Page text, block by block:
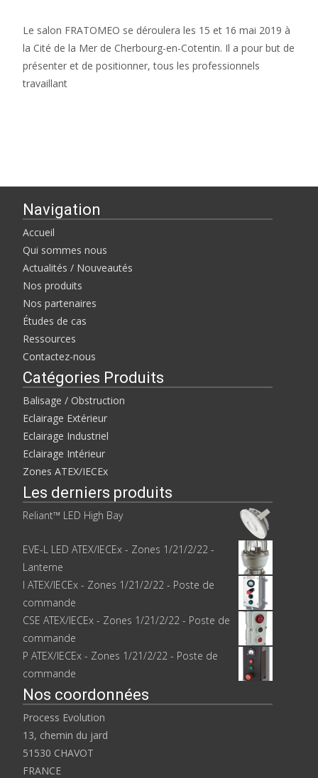
Le salon FRATOMEO se déroulera les 15 et 16 mai 2019 à
la Cité de la Mer de Cherbourg-en-Cotentin. Il a pour but de
présenter et de positionner, tous les professionnels
travaillant
Navigation
Accueil
Qui sommes nous
Actualités / Nouveautés
Nos produits
Nos partenaires
Études de cas
Ressources
Contactez-nous
Catégories Produits
Balisage / Obstruction
Eclairage Extérieur
Eclairage Industriel
Eclairage Intérieur
Zones ATEX/IECEx
Les derniers produits
Reliant™ LED High Bay
EVE-L LED ATEX/IECEx - Zones 1/21/2/22 -
Lanterne
I ATEX/IECEx - Zones 1/21/2/22 - Poste de
commande
CSE ATEX/IECEx - Zones 1/21/2/22 - Poste de
commande
P ATEX/IECEx - Zones 1/21/2/22 - Poste de
commande
Nos coordonnées
Process Evolution
13, chemin du jard
51530 CHAVOT
FRANCE